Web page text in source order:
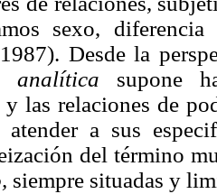
sexo,
Desde la
analítica supone
y las relaciones de
atender a sus
del término
siempre situadas y